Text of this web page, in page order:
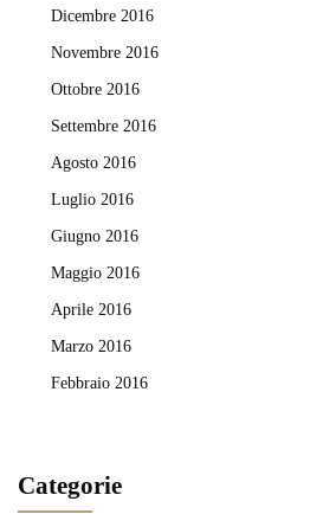
Dicembre 2016
Novembre 2016
Ottobre 2016
Settembre 2016
Agosto 2016
Luglio 2016
Giugno 2016
Maggio 2016
Aprile 2016
Marzo 2016
Febbraio 2016
Categorie